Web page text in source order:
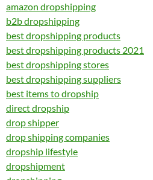
amazon dropshipping
b2b dropshipping
best dropshipping products
best dropshipping products 2021
best dropshipping stores
best dropshipping suppliers
best items to dropship
direct dropship
drop shipper
drop shipping companies
dropship lifestyle
dropshipment